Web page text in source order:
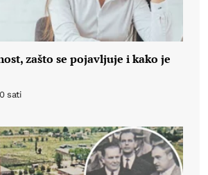
zašto se pojavljuje i kako je
sati